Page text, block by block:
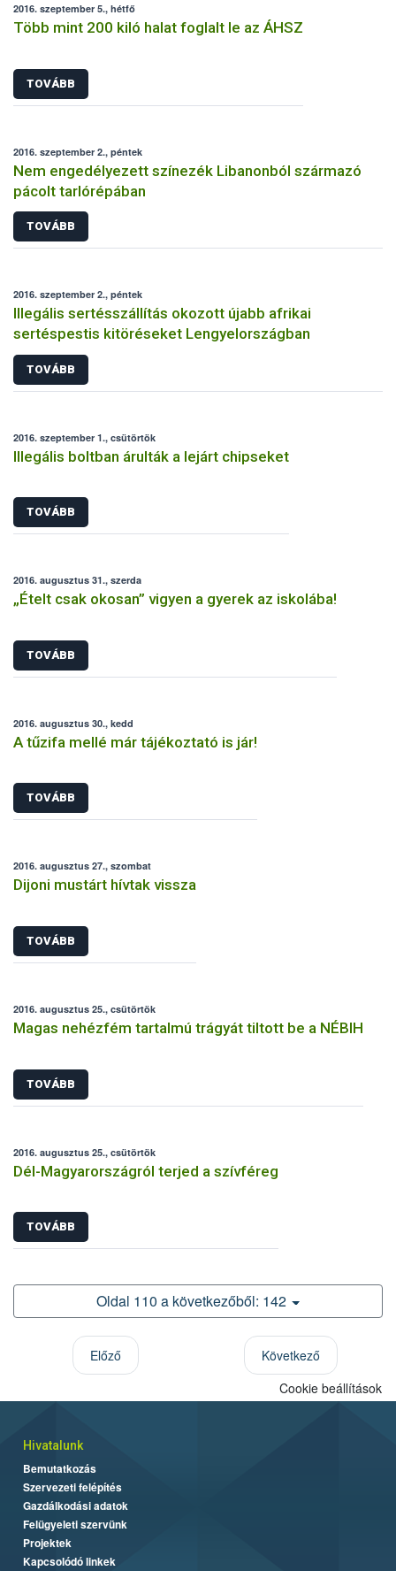
2016. szeptember 5., hétfő
Több mint 200 kiló halat foglalt le az ÁHSZ
TOVÁBB
2016. szeptember 2., péntek
Nem engedélyezett színezék Libanonból származó
pácolt tarlórépában
TOVÁBB
2016. szeptember 2., péntek
Illegális sertésszállítás okozott újabb afrikai
sertéspestis kitöréseket Lengyelországban
TOVÁBB
2016. szeptember 1., csütörtök
Illegális boltban árulták a lejárt chipseket
TOVÁBB
2016. augusztus 31., szerda
„Ételt csak okosan” vigyen a gyerek az iskolába!
TOVÁBB
2016. augusztus 30., kedd
A tűzifa mellé már tájékoztató is jár!
TOVÁBB
2016. augusztus 27., szombat
Dijoni mustárt hívtak vissza
TOVÁBB
2016. augusztus 25., csütörtök
Magas nehézfém tartalmú trágyát tiltott be a NÉBIH
TOVÁBB
2016. augusztus 25., csütörtök
Dél-Magyarországról terjed a szívféreg
TOVÁBB
Oldal 110 a következőből: 142
Előző
Következő
Cookie beállítások
Hivatalunk
Bemutatkozás
Szervezeti felépítés
Gazdálkodási adatok
Felügyeleti szervünk
Projektek
Kapcsolódó linkek